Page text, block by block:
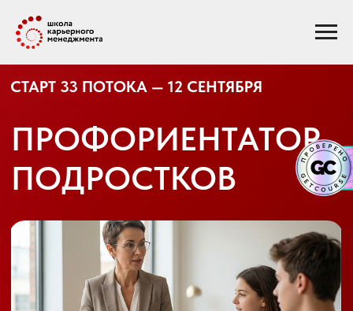
ПРОФОРИЕНТАТОР
ПОДРОСТКОВ
СТАРТ 33 ПОТОКА — 12 СЕНТЯБРЯ